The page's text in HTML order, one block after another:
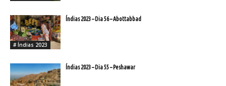
# Índias 2023
Índias 2023 – Dia 56 – Abottabbad
Índias 2023 – Dia 55 – Peshawar